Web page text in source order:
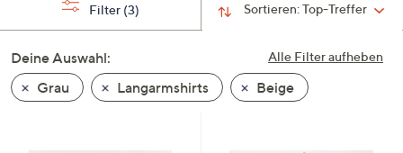
und
nach
unten
oder
Sortieren:Top-Treffer
Filter (3)
Alle Filter aufheben
Deine Auswahl:
Grau
Langarmshirts Beige